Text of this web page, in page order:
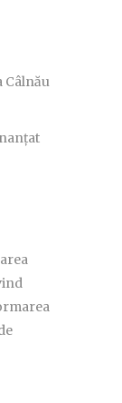
Câlnău